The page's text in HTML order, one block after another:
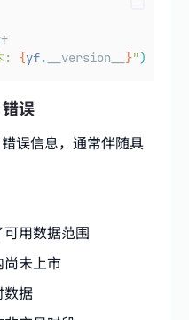
: {yf. __version__ }")
误
误信息，通常伴随具
用数据范围
未上市
数据